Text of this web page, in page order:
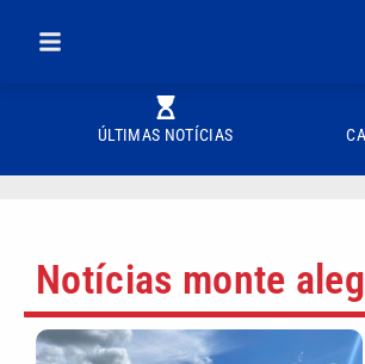
ÚLTIMAS NOTÍCIAS
Notícias monte